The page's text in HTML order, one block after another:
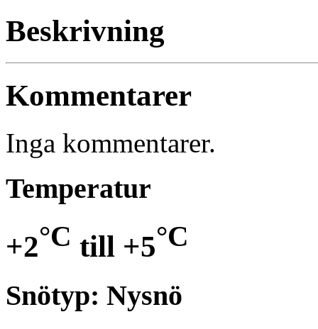
Beskrivning
Kommentarer
Inga kommentarer.
Temperatur
+2°C till +5°C
Snötyp: Nysnö